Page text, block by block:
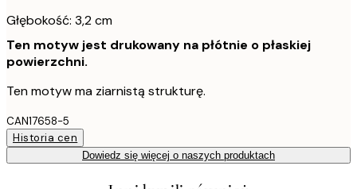
Głębokość: 3,2 cm
Ten motyw jest drukowany na płótnie o płaskiej
powierzchni.
Ten motyw ma ziarnistą strukturę.
CAN17658-5
Historia cen
Dowiedz się więcej o naszych produktach